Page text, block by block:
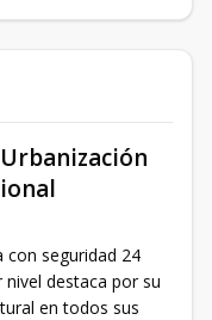
con seguridad 24
destaca por su
en todos sus